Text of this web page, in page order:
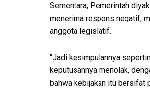
Sementara, Pemerintah
menerima respons negatif,
anggota legislatif.
“Jadi kesimpulannya
keputusannya menolak,
bahwa kebijakan itu bersifat